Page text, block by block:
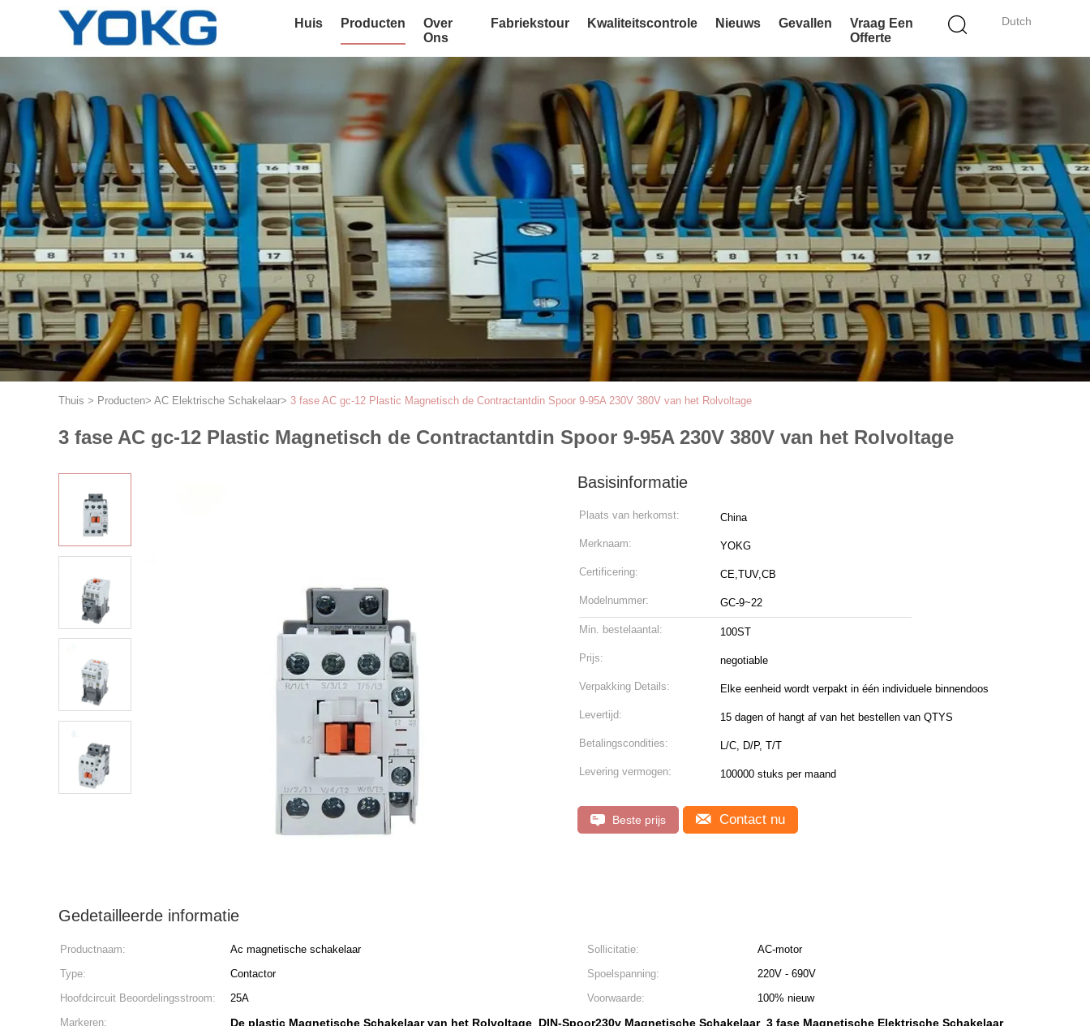
Dutch
Huis Producten
Over
Ons
Fabriekstour Kwaliteitscontrole Nieuws Gevallen
Vraag Een
Offerte
Thuis > Producten> AC Elektrische Schakelaar> 3 fase AC gc-12 Plastic Magnetisch de Contractantdin Spoor 9-95A 230V 380V van het Rolvoltage
3 fase AC gc-12 Plastic Magnetisch de Contractantdin Spoor 9-95A 230V 380V van het Rolvoltage
Basisinformatie
Plaats van herkomst: China
Merknaam: YOKG
Certificering: CE,TUV,CB
Modelnummer: GC-9~22
Min. bestelaantal: 100ST
Prijs: negotiable
Verpakking Details: Elke eenheid wordt verpakt in één individuele binnendoos
Levertijd: 15 dagen of hangt af van het bestellen van QTYS
Betalingscondities: L/C, D/P, T/T
Levering vermogen: 100000 stuks per maand
Beste prijs Contact nu
Gedetailleerde informatie
Productnaam: Ac magnetische schakelaar Sollicitatie:
AC-motor
Type:
Contactor Spoelspanning:
220V - 690V
Hoofdcircuit Beoordelingsstroom:
25A Voorwaarde:
100% nieuw
Markeren:
De plastic Magnetische Schakelaar van het Rolvoltage, DIN-Spoor230v Magnetische Schakelaar, 3 fase Magnetische Elektrische Schakelaar